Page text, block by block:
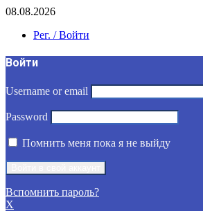
08.08.2026
Рег. / Войти
Войти
Username or email
Password
Помнить меня пока я не выйду
Вспомнить пароль?
X